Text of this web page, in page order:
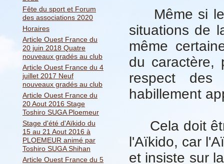
Fête du sport et Forum
des associations 2020
Horaires
Article Ouest France du
20 juin 2018 Quatre
nouveaux gradés au club
Article Ouest France du 4
juillet 2017 Neuf
nouveaux gradés au club
Article Ouest France du
20 Aout 2016 Stage
Toshiro SUGA Ploemeur
Stage d'été d'Aïkido du
15 au 21 Aout 2016 à
PLOEMEUR animé par
Toshiro SUGA Shihan
Article Ouest France du 5
Même si les
situations de
même
du caractère,
respect des
habillement
Cela doit
l'Aïkido, car
et insiste sur